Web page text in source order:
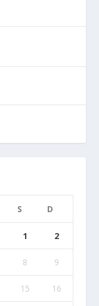
S D
1 2
8 9
15 16